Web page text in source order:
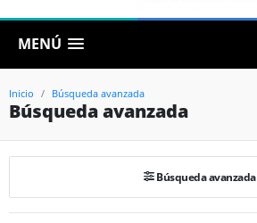
MENÚ
Inicio Búsqueda avanzada
Búsqueda avanzada
Búsqueda avanzada